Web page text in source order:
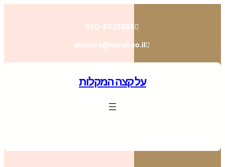
050-8535888
shamira@nuriel.co.il
על קצה המקלות